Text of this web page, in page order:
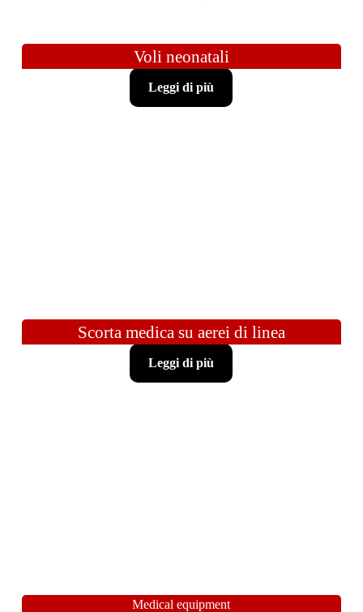
Voli neonatali
Leggi di più
Scorta medica su aerei di linea
Leggi di più
Medical equipment